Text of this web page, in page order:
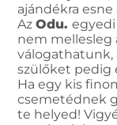
ajándékra esne
AzOdu.
nem mellesleg
válogathatunk,
szülőket pedig
Ha egy kis
csemetédnek
te helyed!